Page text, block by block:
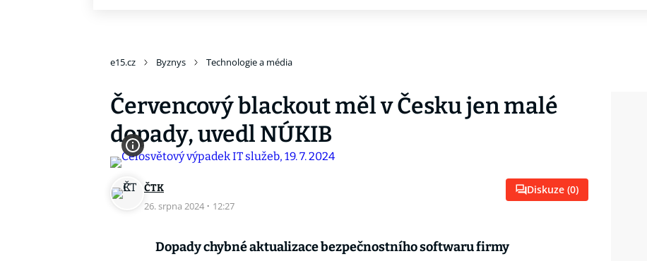
e15.cz Byznys Technologie a média
Červencový blackout měl v Česku jen malé
dopady, uvedl NÚKIB
ČTK
26. srpna 2024 · 12:27
Diskuze (0)
Dopady chybné aktualizace bezpečnostního softwaru firmy